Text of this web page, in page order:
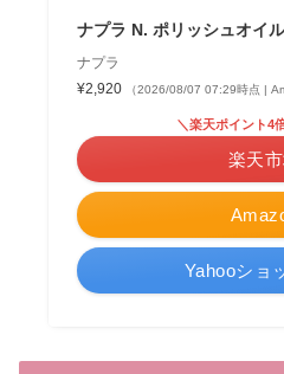
ナプラ N. ポリッシュオイ
ナプラ
¥2,920
（2026/08/07 07:29時点 |
＼楽天ポイント4
楽天
Yahooショ